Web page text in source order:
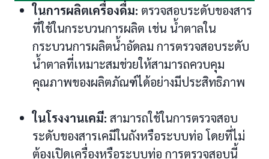
ในการผลิตเครื่องดื่ม: ตรวจสอบระดับของสาร
ที่ใช้ในกระบวนการผลิต เช่น น้ำตาลใน
กระบวนการผลิตน้ำอัดลม การตรวจสอบระดับ
น้ำตาลที่เหมาะสมช่วยให้สามารถควบคุม
คุณภาพของผลิตภัณฑ์ได้อย่างมีประสิทธิภาพ
ในโรงงานเคมี: สามารถใช้ในการตรวจสอบ
ระดับของสารเคมีในถังหรือระบบท่อ โดยที่ไม่
ต้องเปิดเครื่องหรือระบบท่อ การตรวจสอบนี้